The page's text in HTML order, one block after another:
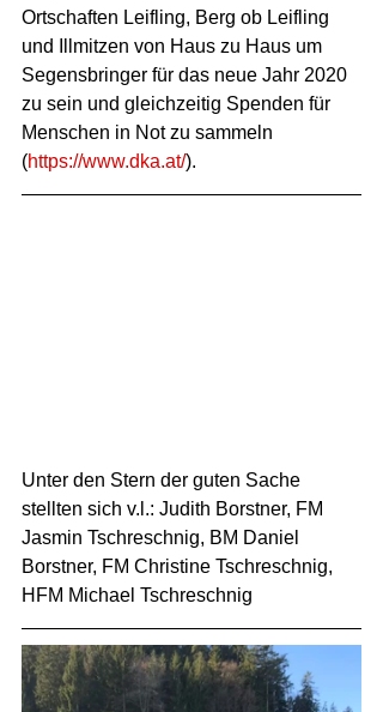
Ortschaften Leifling, Berg ob Leifling
und Illmitzen von Haus zu Haus um
Segensbringer für das neue Jahr 2020
zu sein und gleichzeitig Spenden für
Menschen in Not zu sammeln
(https://www.dka.at/).
Unter den Stern der guten Sache
stellten sich v.l.: Judith Borstner, FM
Jasmin Tschreschnig, BM Daniel
Borstner, FM Christine Tschreschnig,
HFM Michael Tschreschnig